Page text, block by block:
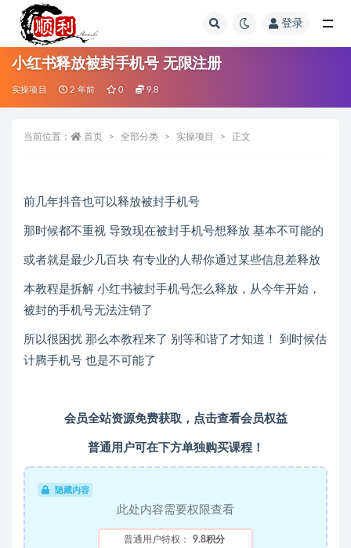
登录
小红书释放被封手机号 无限注册
实操项目 2 年前 0 9.8
当前位置： 首页 全部分类 实操项目 正文
前几年抖音也可以释放被封手机号
那时候都不重视 导致现在被封手机号想释放 基本不可能的
或者就是最少几百块 有专业的人帮你通过某些信息差释放
本教程是拆解 小红书被封手机号怎么释放，从今年开始，
被封的手机号无法注销了
所以很困扰 那么本教程来了 别等和谐了才知道！ 到时候估
计腾手机号 也是不可能了
会员全站资源免费获取， 点击查看会员权益
普通用户可在下方单独购买课程！
隐藏内容
此处内容需要权限查看
普通用户特权： 9.8积分
全部